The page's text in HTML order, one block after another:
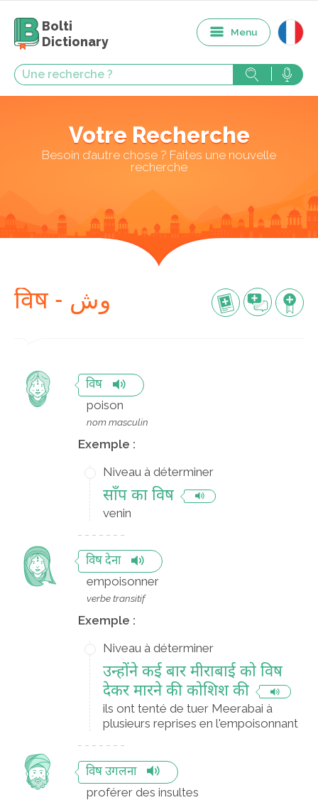
Bolti
Dictionary
Menu
Votre Recherche
Besoin d’autre chose ? Faites une nouvelle
recherche
विष - وش
विष
poison
nom masculin
Exemple :
Niveau à déterminer
साँप का विष
venin
विष देना
empoisonner
verbe transitif
Exemple :
Niveau à déterminer
उन्होंने कई बार मीराबाई को विष
देकर मारने की कोशिश की
ils ont tenté de tuer Meerabai à
plusieurs reprises en l'empoisonnant
विष उगलना
proférer des insultes